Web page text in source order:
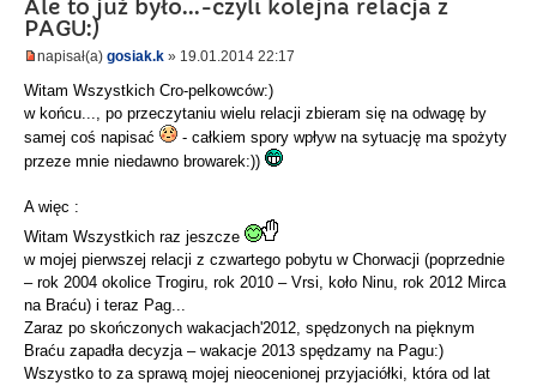
Ale to już było...-czyli kolejna relacja z
PAGU:)
napisał(a) gosiak.k » 19.01.2014 22:17
Witam Wszystkich Cro-pelkowców:)
w końcu..., po przeczytaniu wielu relacji zbieram się na odwagę by
samej coś napisać
- całkiem spory wpływ na sytuację ma spożyty
przeze mnie niedawno browarek:))
A więc :
Witam Wszystkich raz jeszcze
w mojej pierwszej relacji z czwartego pobytu w Chorwacji (poprzednie
– rok 2004 okolice Trogiru, rok 2010 – Vrsi, koło Ninu, rok 2012 Mirca
na Braću) i teraz Pag...
Zaraz po skończonych wakacjach'2012, spędzonych na pięknym
Braću zapadła decyzja – wakacje 2013 spędzamy na Pagu:)
Wszystko to za sprawą mojej nieocenionej przyjaciółki, która od lat